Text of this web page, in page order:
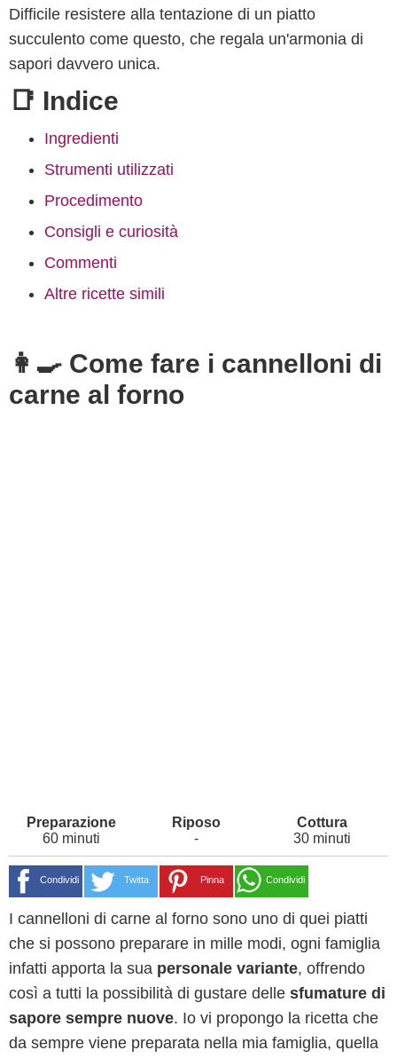
Difficile resistere alla tentazione di un piatto
succulento come questo, che regala un'armonia di
sapori davvero unica.
📑 Indice
Ingredienti
Strumenti utilizzati
Procedimento
Consigli e curiosità
Commenti
Altre ricette simili
👩‍🍳 Come fare i cannelloni di
carne al forno
60 minuti - 30 minuti
Condividi Twitta Pinna Condividi
I cannelloni di carne al forno sono uno di quei piatti
che si possono preparare in mille modi, ogni famiglia
infatti apporta la sua personale variante, offrendo
così a tutti la possibilità di gustare delle sfumature di
sapore sempre nuove. Io vi propongo la ricetta che
da sempre viene preparata nella mia famiglia, quella